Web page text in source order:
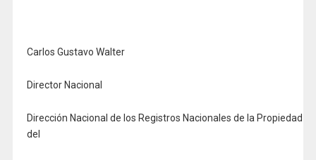
Carlos Gustavo Walter
Director Nacional
Dirección Nacional de los Registros Nacionales de la Propiedad
del